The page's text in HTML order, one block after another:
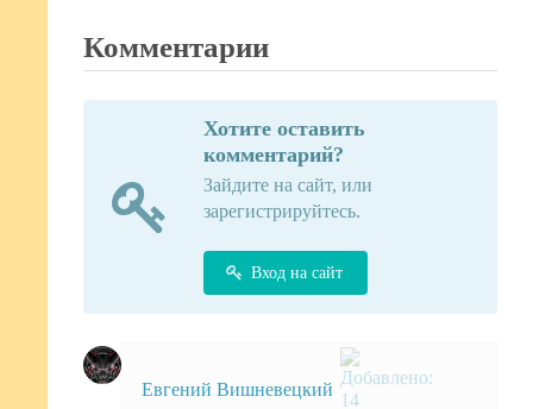
Комментарии
Хотите оставить
комментарий?
Зайдите на сайт, или
зарегистрируйтесь.
Вход на сайт
Евгений Вишневецкий